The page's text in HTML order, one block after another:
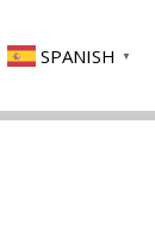
SPANISH ▼